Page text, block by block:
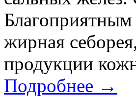
Благоприятным
жирная
продукции
Подробнее →